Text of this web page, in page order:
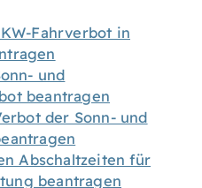
Fahrverbot in
und
beantragen
der Sonn- und
Abschaltzeiten für
beantragen